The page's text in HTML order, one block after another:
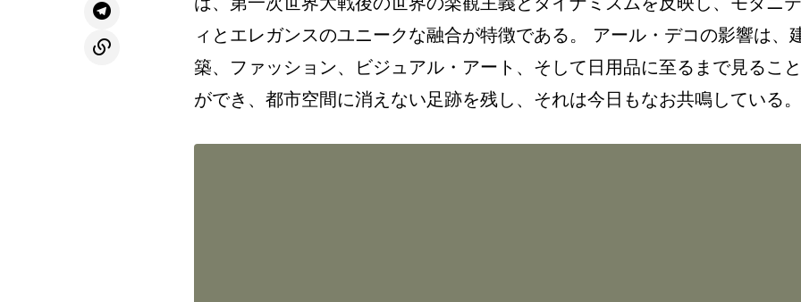
ィとエレガンスのユニークな融合が特徴である。 アール・デコの影響は、
築、ファッション、ビジュアル・アート、そして日用品に至るまで見ること
ができ、都市空間に消えない足跡を残し、それは今日もなお共鳴している。